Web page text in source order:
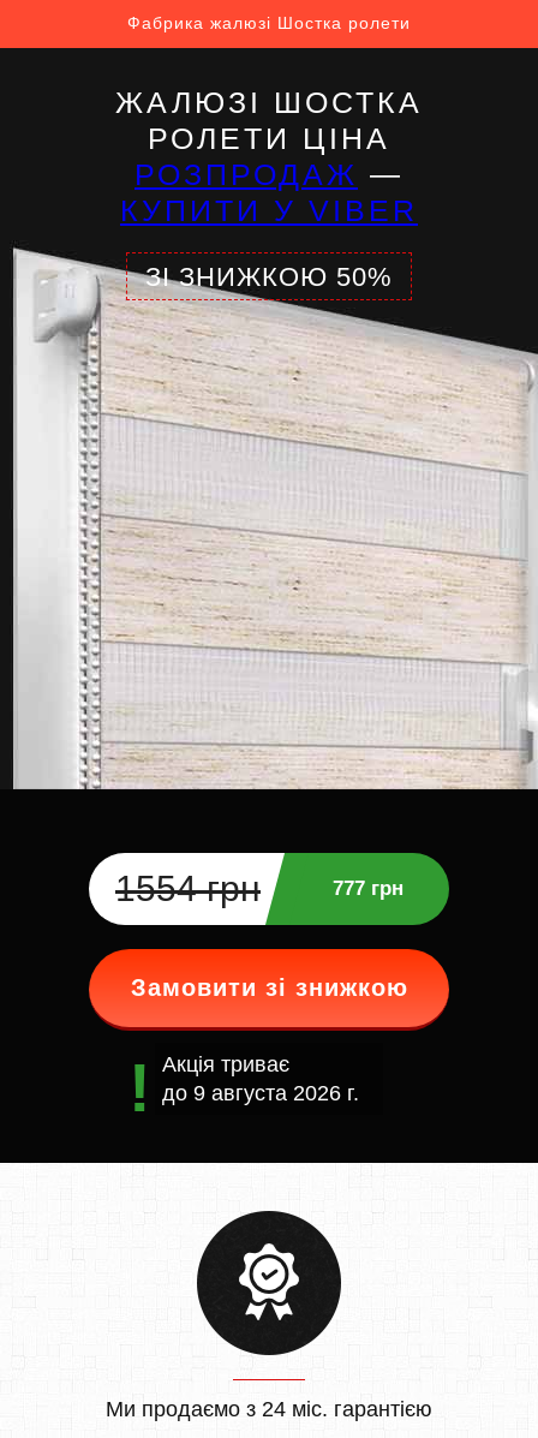
Фабрика жалюзі Шостка ролети
ЖАЛЮЗІ ШОСТКА
РОЛЕТИ ЦІНА
РОЗПРОДАЖ —
КУПИТИ У VIBER
ЗІ ЗНИЖКОЮ 50%
1554 грн 777 грн
Замовити зі знижкою
Акція триває
до 9 августа 2026 г.
Ми продаємо з 24 міс. гарантією